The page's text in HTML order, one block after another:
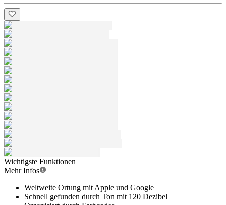
Wichtigste Funktionen
Mehr Infos
Weltweite Ortung mit Apple und Google
Schnell gefunden durch Ton mit 120 Dezibel